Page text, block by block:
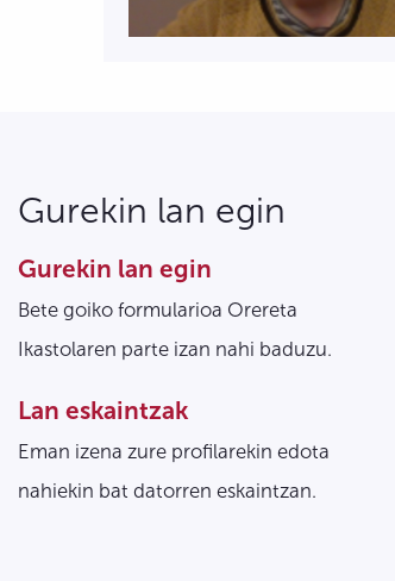
Gurekin lan egin
Gurekin lan egin
Bete goiko formularioa Orereta
Ikastolaren parte izan nahi baduzu.
Lan eskaintzak
Eman izena zure profilarekin edota
nahiekin bat datorren eskaintzan.